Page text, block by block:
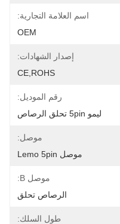
اسم العلامة التجارية:
OEM
إصدار الشهادات:
CE,ROHS
رقم الموديل:
ليمو 5pin تحلق الرصاص
موصل:
موصل Lemo 5pin
موصل B:
الرصاص تحلق
طول السلك: